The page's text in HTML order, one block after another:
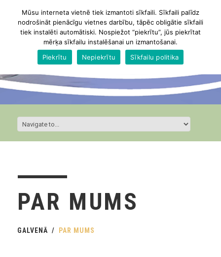
PAR MUMS
GALVENĀ PAR MUMS
Mūsu interneta vietnē tiek izmantoti sīkfaili. Sīkfaili palīdz
nodrošināt pienācīgu vietnes darbību, tāpēc obligātie sīkfaili
tiek instalēti automātiski. Nospiežot “piekrītu”, jūs piekrītat
mērķa sīkfailu instalēšanai un izmantošanai.
Piekrītu
Nepiekrītu Sīkfailu politika